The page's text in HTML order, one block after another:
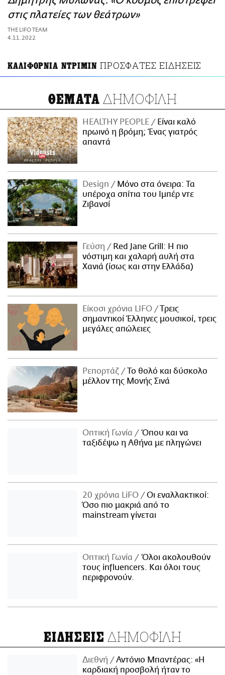
ΑΜΠΑ
PRINT
στις πλατείες των θεάτρων»
THE LIFO TEAM
4.11.2022
ΚΑΛΙΦΟΡΝΙΑ ΝΤΡΙΜΙΝ ΠΡΟΣΦΑΤΕΣ ΕΙΔΗΣΕΙΣ
ΘΕΜΑΤΑ ΔΗΜΟΦΙΛΗ
HEALTHY PEOPLE
Είναι καλό
πρωινό η βρόμη; Ένας γιατρός
απαντά
Design
Μόνο στα όνειρα: Τα
υπέροχα σπίτια του Ιμπέρ ντε
Ζιβανσί
Γεύση
Red Jane Grill: Η πιο
νόστιμη και χαλαρή αυλή στα
Χανιά (ίσως και στην Ελλάδα)
Είκοσι χρόνια LIFO
Tρεις
σημαντικοί Έλληνες μουσικοί, τρεις
μεγάλες απώλειες
Ρεπορτάζ
Το θολό και δύσκολο
μέλλον της Μονής Σινά
Οπτική Γωνία
Όπου και να
ταξιδέψω η Αθήνα με πληγώνει
20 χρόνια LiFO
Οι εναλλακτικοί:
Όσο πιο μακριά από το
mainstream γίνεται
Οπτική Γωνία
Όλοι ακολουθούν
τους influencers. Και όλοι τους
περιφρονούν.
ΕΙΔΗΣΕΙΣ ΔΗΜΟΦΙΛΗ
Διεθνή
Αντόνιο Μπαντέρας: «Η
καρδιακή προσβολή ήταν το